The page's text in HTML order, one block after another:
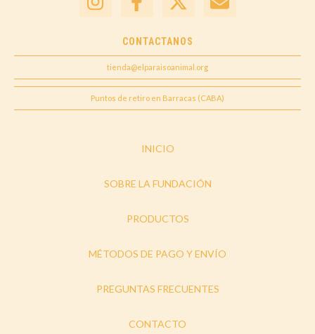
CONTACTANOS
tienda@elparaisoanimal.org
Puntos de retiro en Barracas (CABA)
INICIO
SOBRE LA FUNDACIÓN
PRODUCTOS
MÉTODOS DE PAGO Y ENVÍO
PREGUNTAS FRECUENTES
CONTACTO